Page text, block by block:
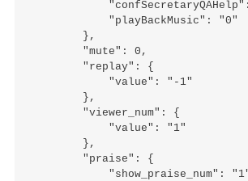
            "playBackMusic": "0"
        },
        "mute": 0,
        "replay": {
            "value": "-1"
        },
        "viewer_num": {
            "value": "1"
        },
        "praise": {
"show_praise_num":